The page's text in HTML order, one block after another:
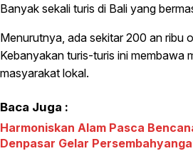
Banyak sekali turis di Bali yang
Menurutnya, ada sekitar 200 an ribu
Kebanyakan turis-turis ini membawa
masyarakat lokal.
Baca Juga :
Harmoniskan Alam Pasca
Denpasar Gelar